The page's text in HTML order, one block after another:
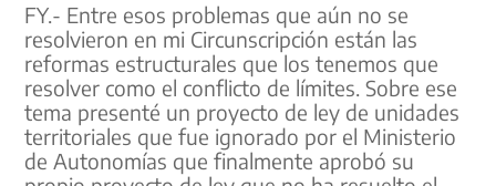
FY.- Entre esos problemas que aún no se
resolvieron en mi Circunscripción están las
reformas estructurales que los tenemos que
resolver como el conflicto de límites. Sobre ese
tema presenté un proyecto de ley de unidades
territoriales que fue ignorado por el Ministerio
de Autonomías que finalmente aprobó su